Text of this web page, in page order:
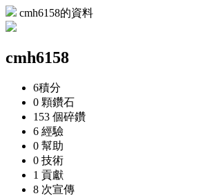
cmh6158的資料
cmh6158
6積分
0 顆鑽石
153 個碎鑽
6 經驗
0 幫助
0 技術
1 貢獻
8 次宣傳